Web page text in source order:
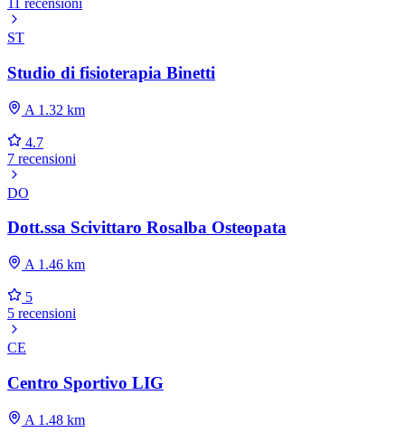
11 recensioni
ST
Studio di fisioterapia Binetti
A 1.32 km
4.7
7 recensioni
DO
Dott.ssa Scivittaro Rosalba Osteopata
A 1.46 km
5
5 recensioni
CE
Centro Sportivo LIG
A 1.48 km